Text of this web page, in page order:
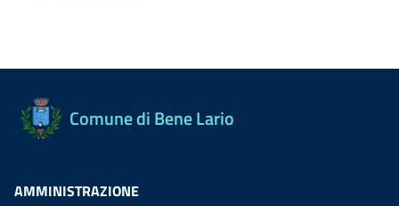
Comune di Bene Lario
AMMINISTRAZIONE